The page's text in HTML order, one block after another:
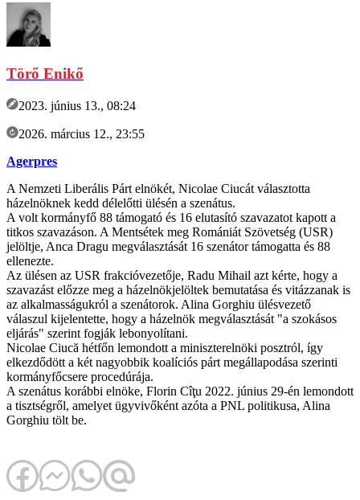
Törő Enikő
2023. június 13., 08:24
2026. március 12., 23:55
Agerpres
A Nemzeti Liberális Párt elnökét, Nicolae Ciucát választotta
házelnöknek kedd délelőtti ülésén a szenátus.
A volt kormányfő 88 támogató és 16 elutasító szavazatot kapott a
titkos szavazáson. A Mentsétek meg Romániát Szövetség (USR)
jelöltje, Anca Dragu megválasztását 16 szenátor támogatta és 88
ellenezte.
Az ülésen az USR frakcióvezetője, Radu Mihail azt kérte, hogy a
szavazást előzze meg a házelnökjelöltek bemutatása és vitázzanak is
az alkalmasságukról a szenátorok. Alina Gorghiu ülésvezető
válaszul kijelentette, hogy a házelnök megválasztását "a szokásos
eljárás" szerint fogják lebonyolítani.
Nicolae Ciucă hétfőn lemondott a miniszterelnöki posztról, így
elkezdődött a két nagyobbik koalíciós párt megállapodása szerinti
kormányfőcsere procedúrája.
A szenátus korábbi elnöke, Florin Cîţu 2022. június 29-én lemondott
a tisztségről, amelyet ügyvivőként azóta a PNL politikusa, Alina
Gorghiu tölt be.